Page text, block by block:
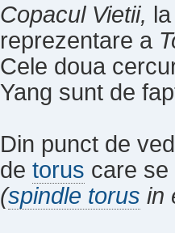
Copacul Vietii,
reprezentare a
Cele doua
Yang sunt de
Din punct de
de torus care
(spindle torus in